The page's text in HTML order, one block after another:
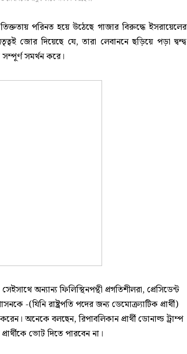
পরিনত হয়ে উঠেছে গাজার বিরুদ্ধে ইসরায়েলের
জোর দিয়েছে যে, তারা লেবাননে ছড়িয়ে পড়া দ্বন্দ্ব
সমর্থন করে।
অন্যান্য ফিলিস্থিনপন্থী প্রগতিশীলরা, প্রেসিডেন্ট
-(যিনি রাষ্ট্রপতি পদের জন্য ডেমোক্র্যাটিক প্রার্থী)
অনেকে বলছেন, রিপাবলিকান প্রার্থী ডোনাল্ড ট্রাম্প
ভোট দিতে পারবেন না।